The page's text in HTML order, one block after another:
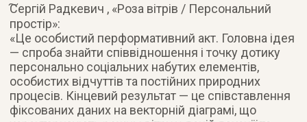
͠Сергій Радкевич , «Роза вітрів / Персональний
простір»:
«Це особистий перформативний акт. Головна ідея
— спроба знайти співвідношення і точку дотику
персонально соціальних набутих елементів,
особистих відчуттів та постійних природних
процесів. Кінцевий результат — це співставлення
фіксованих даних на векторній діаграмі, що